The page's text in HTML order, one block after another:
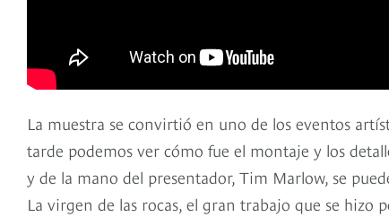
La muestra se convirtió en uno de los eventos
tarde podemos ver cómo fue el montaje y los
y de la mano del presentador, Tim Marlow, se
La virgen de las rocas, el gran trabajo que se